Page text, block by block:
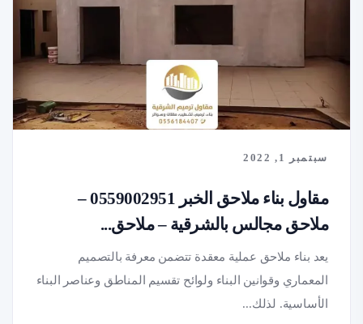
سبتمبر 1, 2022
مقاول بناء ملاحق الخبر 0559002951 –
ملاحق مجالس بالشرقية – ملاحق...
يعد بناء ملاحق عملية معقدة تتضمن معرفة بالتصميم
المعماري وقوانين البناء ولوائح تقسيم المناطق وعناصر البناء
الأساسية. لذلك...